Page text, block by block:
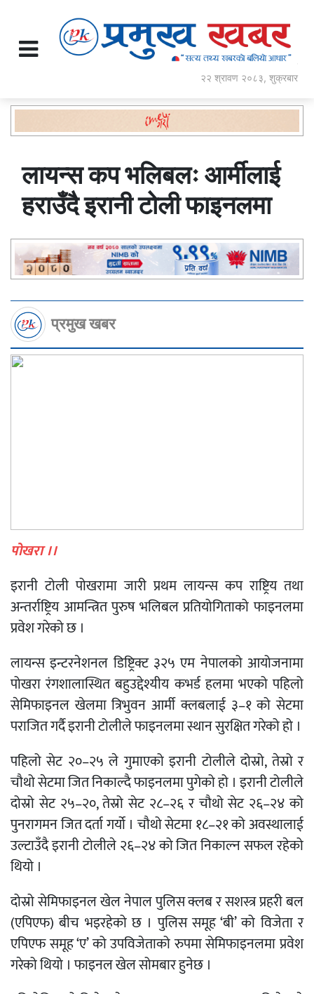
२२ श्रावण २०८३, शुक्रबार
लायन्स कप भलिबलः आर्मीलाई
हराउँदै इरानी टोली फाइनलमा
प्रमुख खबर
पोखरा ।।
इरानी टोली पोखरामा जारी प्रथम लायन्स कप राष्ट्रिय तथा
अन्तर्राष्ट्रिय आमन्त्रित पुरुष भलिबल प्रतियोगिताको फाइनलमा
प्रवेश गरेको छ ।
लायन्स इन्टरनेशनल डिष्ट्रिक्ट ३२५ एम नेपालको आयोजनामा
पोखरा रंगशालास्थित बहुउद्देश्यीय कभर्ड हलमा भएको पहिलो
सेमिफाइनल खेलमा त्रिभुवन आर्मी क्लबलाई ३–१ को सेटमा
पराजित गर्दै इरानी टोलीले फाइनलमा स्थान सुरक्षित गरेको हो ।
पहिलो सेट २०–२५ ले गुमाएको इरानी टोलीले दोस्रो, तेस्रो र
चौथो सेटमा जित निकाल्दै फाइनलमा पुगेको हो । इरानी टोलीले
दोस्रो सेट २५–२०, तेस्रो सेट २८–२६ र चौथो सेट २६–२४ को
पुनरागमन जित दर्ता गर्यो । चौथो सेटमा १८–२१ को अवस्थालाई
उल्टाउँदै इरानी टोलीले २६–२४ को जित निकाल्न सफल रहेको
थियो ।
दोस्रो सेमिफाइनल खेल नेपाल पुलिस क्लब र सशस्त्र प्रहरी बल
(एपिएफ) बीच भइरहेको छ । पुलिस समूह ‘बी’ को विजेता र
एपिएफ समूह ‘ए’ को उपविजेताको रुपमा सेमिफाइनलमा प्रवेश
गरेको थियो । फाइनल खेल सोमबार हुनेछ ।